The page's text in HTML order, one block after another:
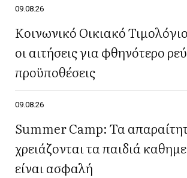
09.08.26
Κοινωνικό Οικιακό
οι αιτήσεις για φθηνότερο
προϋποθέσεις
09.08.26
Summer Camp: Τα
χρειάζονται τα παιδιά
είναι ασφαλή